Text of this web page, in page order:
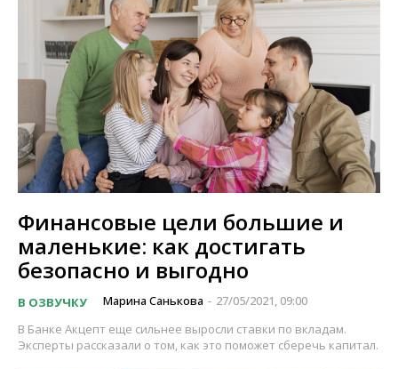
Финансовые цели большие и
маленькие: как достигать
безопасно и выгодно
В ОЗВУЧКУ Марина Санькова - 27/05/2021, 09:00
В Банке Акцепт еще сильнее выросли ставки по вкладам.
Эксперты рассказали о том, как это поможет сберечь капитал.